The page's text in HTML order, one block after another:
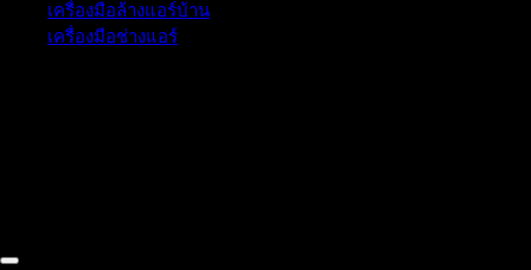
เครื่องมือล้างแอร์บ้าน
เครื่องมือช่างแอร์